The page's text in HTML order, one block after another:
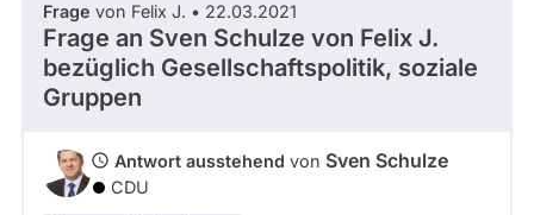
Frage von Felix J. • 22.03.2021
Frage an Sven Schulze von Felix J.
bezüglich Gesellschaftspolitik, soziale
Gruppen
Antwort ausstehend von Sven Schulze
CDU